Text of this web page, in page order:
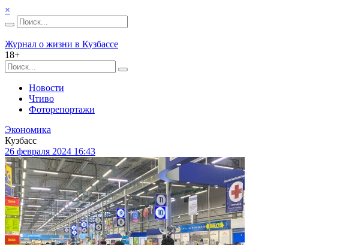
×
Журнал о жизни в Кузбассе
18+
Новости
Чтиво
Фоторепортажи
Экономика
Кузбасс
26 февраля 2024 16:43